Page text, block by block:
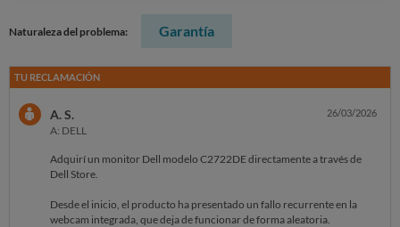
Naturaleza del problema: Garantía
TU RECLAMACIÓN
A. S.
A: DELL
26/03/2026
Adquirí un monitor Dell modelo C2722DE directamente a través de
Dell Store.
Desde el inicio, el producto ha presentado un fallo recurrente en la
webcam integrada, que deja de funcionar de forma aleatoria.